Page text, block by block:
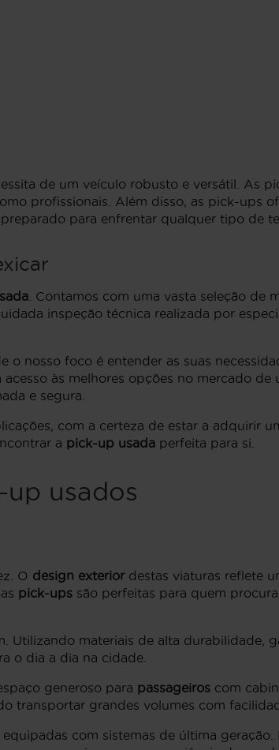
de um veículo robusto e versátil. As
profissionais. Além disso, as pick-ups
para enfrentar qualquer tipo de
. Contamos com uma vasta seleção de
inspeção técnica realizada por
nosso foco é entender as suas
às melhores opções no mercado de
e segura.
com a certeza de estar a adquirir
a pick-up usada perfeita para si.
up usados
O design exteriordestas viaturas reflete
pick-ups são perfeitas para quem
Utilizando materiais de alta durabilidade,
o dia a dia na cidade.
generoso para passageiros com
transportar grandes volumes com
equipadas com sistemas de última